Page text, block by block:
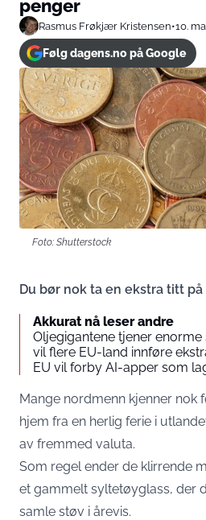
penger
Rasmus Frøkjær Kristensen•10.
Følg dagens.no på Google
Foto: Shutterstock
Du bør nok ta en ekstra titt
Akkurat nå leser andre
Oljegigantene tjener
vil flere EU-land innføre
EU vil forby AI-apper som
Mange nordmenn kjenner nok
hjem fra en herlig ferie i
av fremmed valuta.
Som regel ender de klirrende
et gammelt syltetøyglass, der
samle støv i årevis.